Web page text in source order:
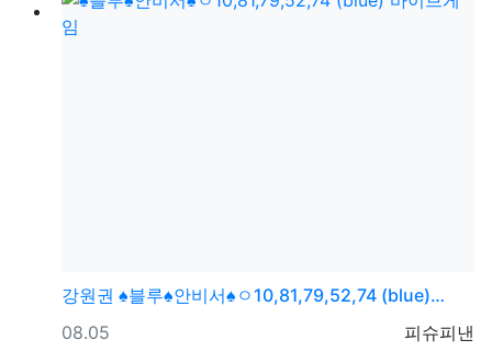
강원권 ♠블루♠안비서♠ㅇ10,81,79,52,74 (blue)…
등록자
피슈피낸
등록일
08.05